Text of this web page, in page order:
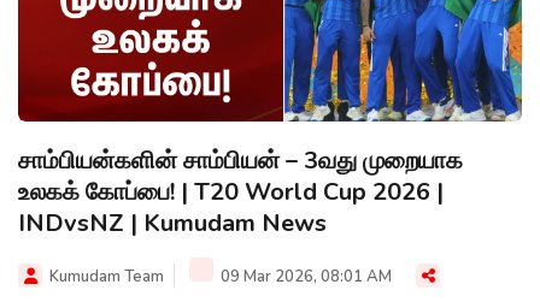
சாம்பியன்களின் சாம்பியன் – 3வது முறையாக
உலகக் கோப்பை! | T20 World Cup 2026 |
INDvsNZ | Kumudam News
Kumudam Team 09 Mar 2026, 08:01 AM